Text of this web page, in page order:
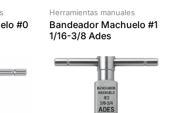
#0
Herramientas manuales
Bandeador Machuelo #1
1/16-3/8 Ades